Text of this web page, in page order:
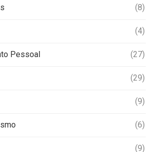
(8)
(4)
Pessoal (27)
(29)
(9)
(6)
(9)